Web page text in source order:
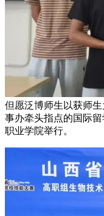
但愿泛博师生以获师
事办牵头指点的国际
职业学院举行。